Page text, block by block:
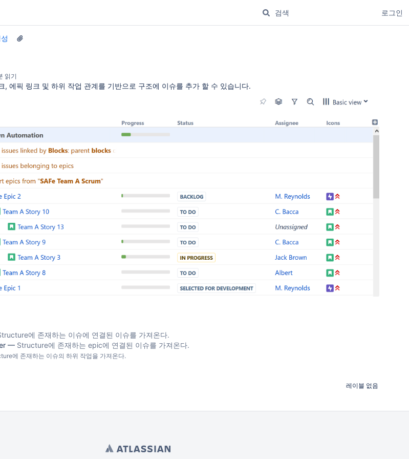
로그인
읽기
, 에픽 링크 및 하위 작업 관계를 기반으로 구조에 이슈를 추가 할 수 있습니다.
에 존재하는 이슈에 연결된 이슈를 가져온다.
— Structure에 존재하는 epic에 연결된 이슈를 가져온다.
에 존재하는 이슈의 하위 작업을 가져온다.
레이블 없음